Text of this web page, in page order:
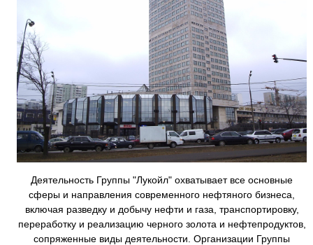
Деятельность Группы "Лукойл" охватывает все основные
сферы и направления современного нефтяного бизнеса,
включая разведку и добычу нефти и газа, транспортировку,
переработку и реализацию черного золота и нефтепродуктов,
сопряженные виды деятельности. Организации Группы